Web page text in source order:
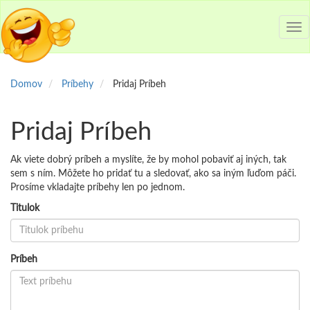
Domov Príbehy Pridaj Príbeh
Pridaj Príbeh
Ak viete dobrý príbeh a myslíte, že by mohol pobaviť aj iných, tak
sem s ním. Môžete ho pridať tu a sledovať, ako sa iným ľuďom páči.
Prosíme vkladajte príbehy len po jednom.
Titulok
Príbeh